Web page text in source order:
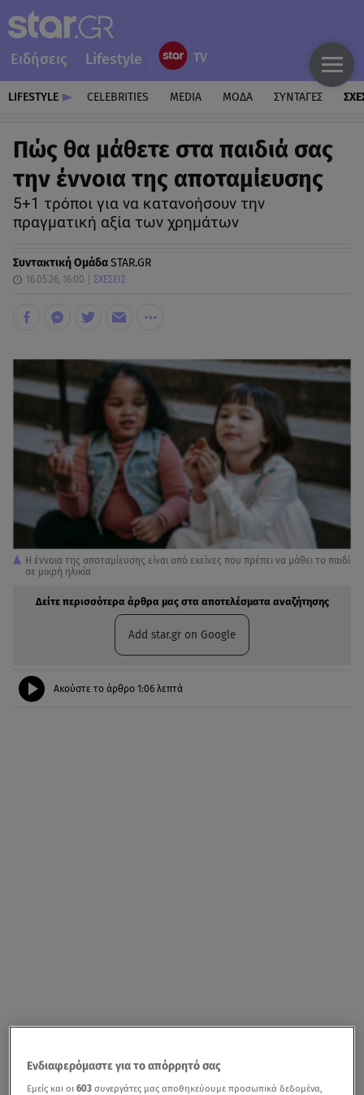
Ειδήσεις Lifestyle
LIFESTYLE CELEBRITIES MEDIA ΜΟΔΑ ΣΥΝΤΑΓΕΣ
Πώς θα μάθετε στα παιδιά σας
την έννοια της αποταμίευσης
5+1 τρόποι για να κατανοήσουν την
πραγματική αξία των χρημάτων
Συντακτική ΟμάδαSTAR.GR
16.05.26, 16:00 ΣΧΕΣΕΙΣ
H έννοια της αποταμίευσης είναι από εκείνες που πρέπει να μάθει το παιδί
σε μικρή ηλικία
Δείτε περισσότερα άρθρα μας στα αποτελέσματα αναζήτησης
Add star.gr on Google
Ακούστε το άρθρο 1:06 λεπτά
Ενδιαφερόμαστε για το απόρρητό σας
Εμείς και οι603 συνεργάτες μας αποθηκεύουμε προσωπικά δεδομένα,